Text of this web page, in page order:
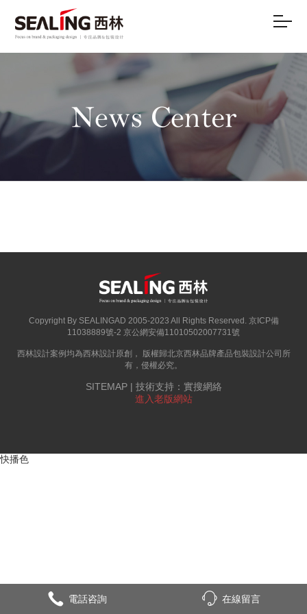
Copyright By SEALINGAD 2005-2023 All Rights Reserved. 京ICP備
11038889號-2 京公網安備11010502007731號
西林設計案例均為西林設計原創， 版權歸北京西林品牌產品包裝設計公司 所
有，侵權必究。
SITEMAP| 技術支持： 實搜網絡
進入老版網站
電話咨詢 在線留言
快播色